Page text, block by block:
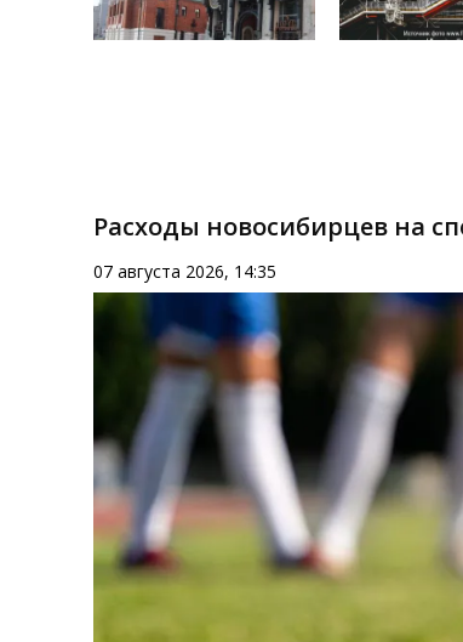
Расходы новосибирцев на
07 августа 2026, 14:35